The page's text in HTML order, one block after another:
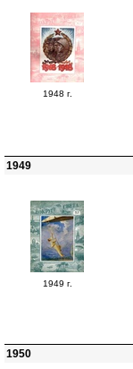
1948 г.
1949
1949 г.
1950